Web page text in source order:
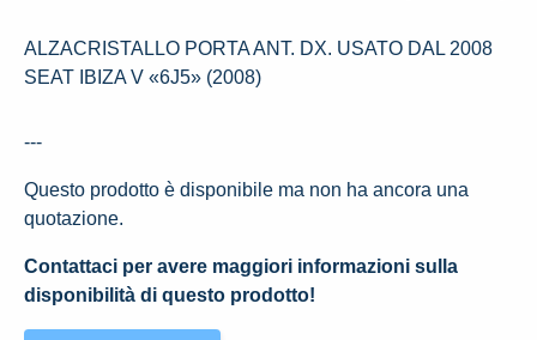
ALZACRISTALLO PORTA ANT. DX. USATO DAL 2008
SEAT IBIZA V «6J5» (2008)
---
Questo prodotto è disponibile ma non ha ancora una
quotazione.
Contattaci per avere maggiori informazioni sulla
disponibilità di questo prodotto!